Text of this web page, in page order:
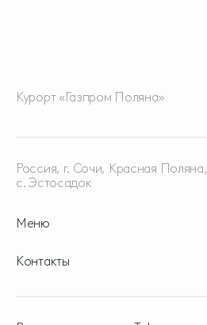
Курорт «Газпром Поляна»
Меню
Россия, г. Сочи, Красная Поляна,
с. Эстосадок
Контакты